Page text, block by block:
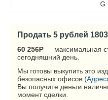
G
Продать 5 рублей
60 256Р — максимальная
сегодняшний день.
Мы готовы выкупить это
безопасных офисов (
Вы получите деньги
момент сделки.